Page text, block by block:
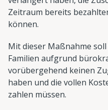
Zeitraum bereits
können.
Mit dieser Maßnahme
Familien aufgrund
vorübergehend keinen
haben und die vollen
zahlen müssen.